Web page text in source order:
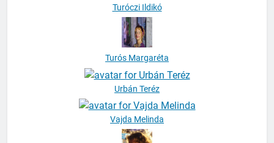
Turóczi Ildikó
Turós Margaréta
Urbán Teréz
Vajda Melinda